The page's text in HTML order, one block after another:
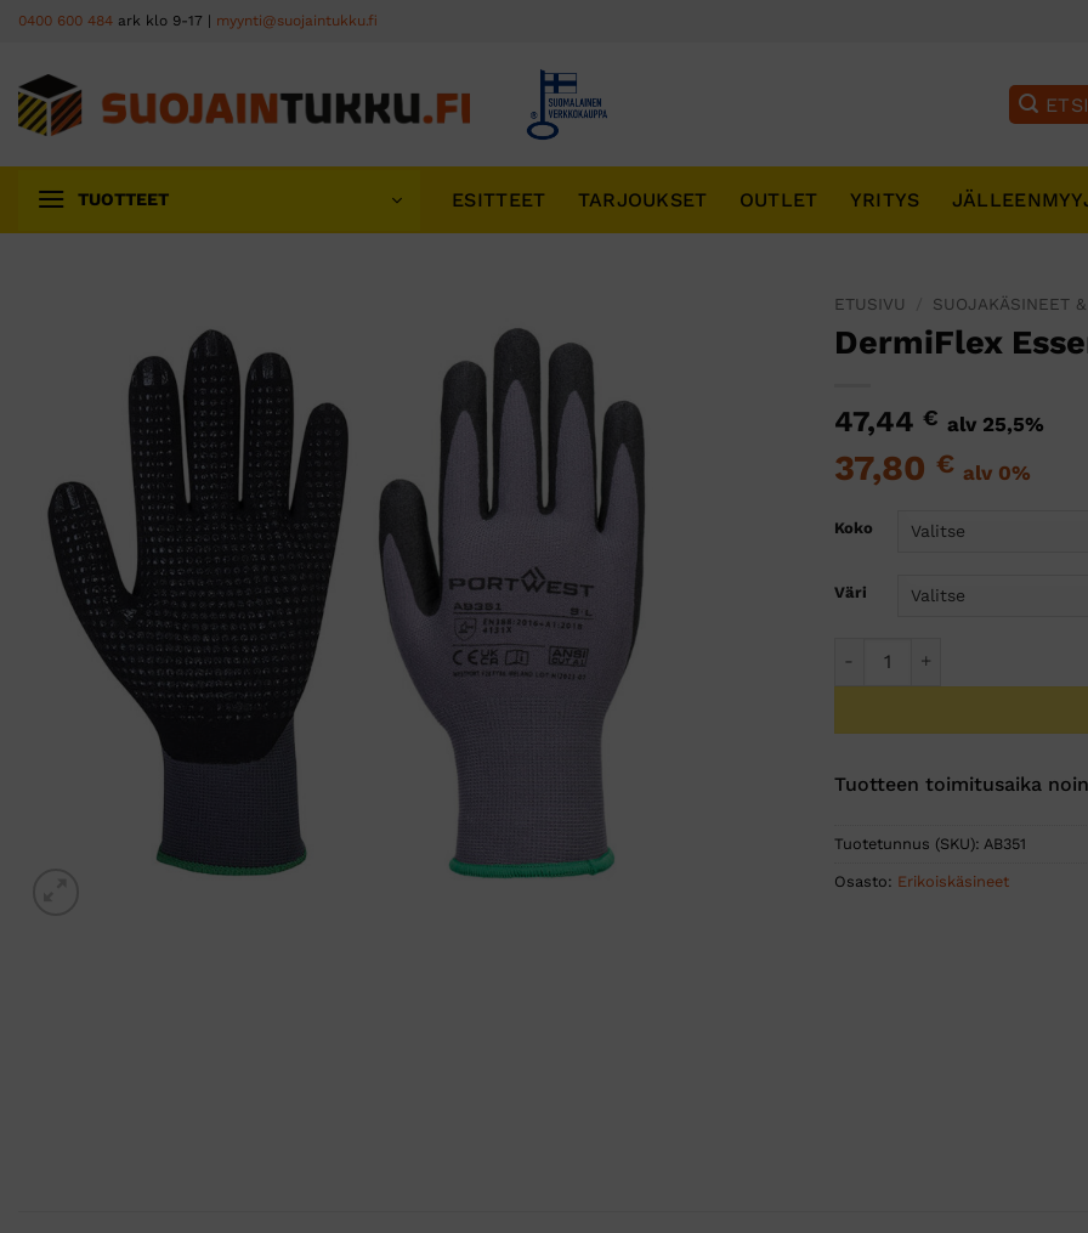
Skip
content
0400 600 484 ark klo 9-17 | myynti@suojaintukku.fi
TUOTTEET ESITTEET TARJOUKSET OUTLET YRITYS
ETUSIVU SUOJAKÄSINEET
DermiFlex
47,44 € alv 25,5%
37,80 € alv 0%
Koko
Väri
Tuotteen toimitusaika
Tuotetunnus (SKU): AB351
Osasto: Erikoiskäsineet